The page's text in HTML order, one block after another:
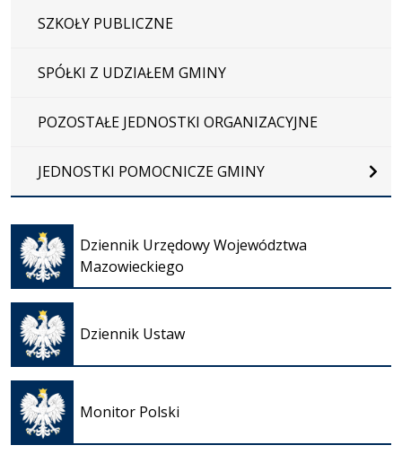
SZKOŁY PUBLICZNE
SPÓŁKI Z UDZIAŁEM GMINY
POZOSTAŁE JEDNOSTKI ORGANIZACYJNE
JEDNOSTKI POMOCNICZE GMINY
Dziennik Urzędowy Województwa
Mazowieckiego
Otwiera
się w
nowej
karcie
Dziennik Ustaw
Otwiera
się w
nowej
karcie
Monitor Polski
Otwiera
się w
nowej
karcie